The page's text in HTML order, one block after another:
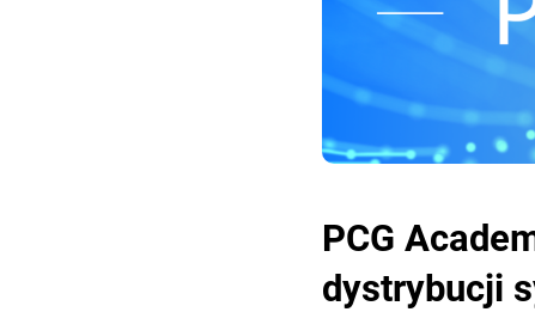
PCG
dystrybucji